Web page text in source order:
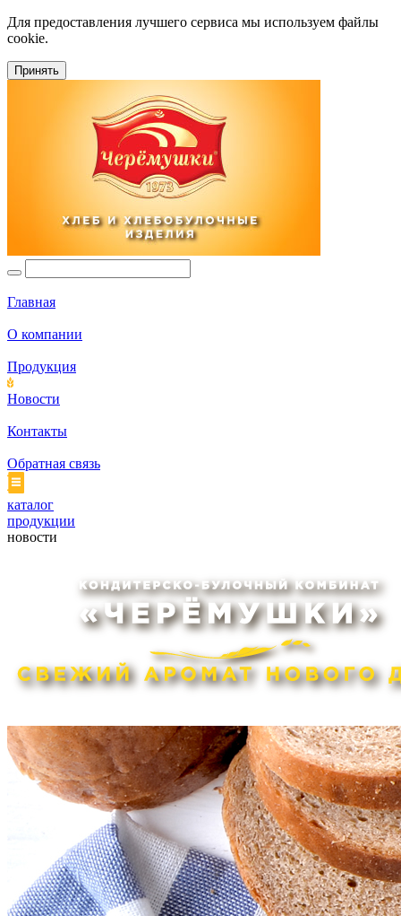
Для предоставления лучшего сервиса мы используем файлы
cookie.
Принять
Главная
О компании
Продукция
Новости
Контакты
Обратная связь
каталог
продукции
новости